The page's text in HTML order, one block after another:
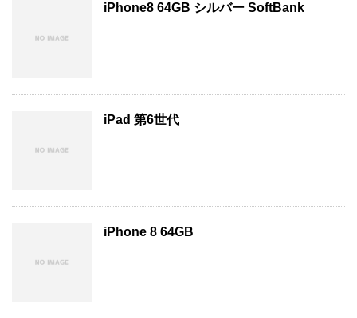
iPhone8 64GB シルバー SoftBank
iPad 第6世代
iPhone 8 64GB